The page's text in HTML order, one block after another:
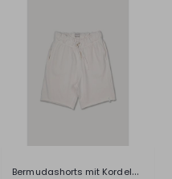
Bermudashorts mit Kordelzug